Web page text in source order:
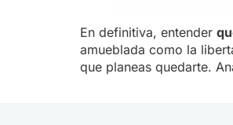
En definitiva, entender
amueblada como la
que planeas quedarte.